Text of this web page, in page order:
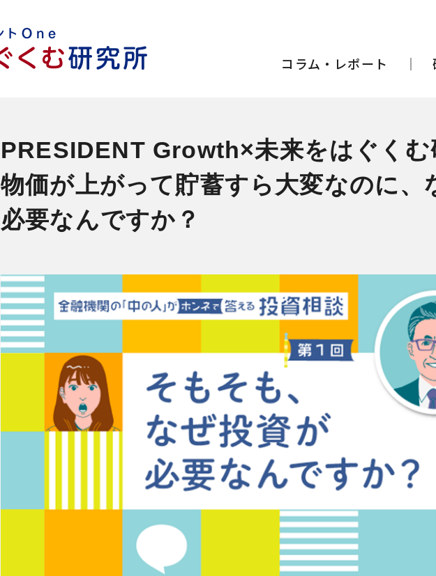
コラム・レポート
PRESIDENT Growth×未来をはぐくむ
物価が上がって貯蓄すら大変なのに、
必要なんですか？